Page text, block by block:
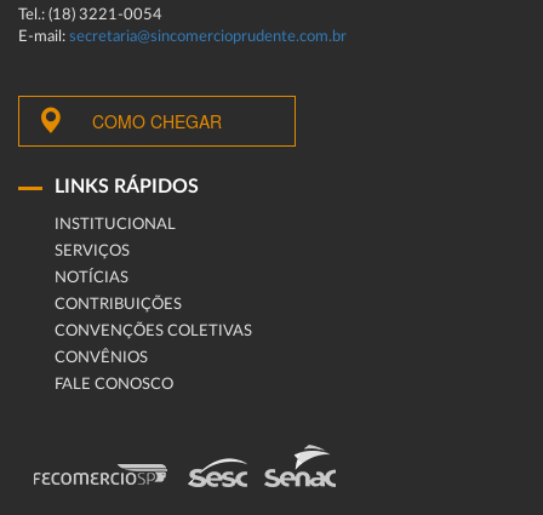
Tel.: (18) 3221-0054
E-mail: secretaria@sincomercioprudente.com.br
COMO CHEGAR
LINKS RÁPIDOS
INSTITUCIONAL
SERVIÇOS
NOTÍCIAS
CONTRIBUIÇÕES
CONVENÇÕES COLETIVAS
CONVÊNIOS
FALE CONOSCO